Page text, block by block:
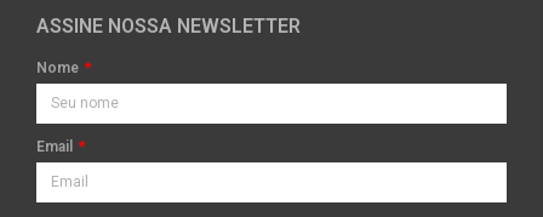
ASSINE NOSSA NEWSLETTER
Nome
Email